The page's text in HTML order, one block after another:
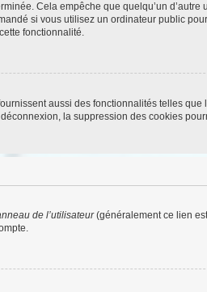
Cela empêche que quelqu’un d’autre
si vous utilisez un ordinateur public
fonctionnalité.
aussi des fonctionnalités telles
la suppression des cookies
de l’utilisateur(généralement ce lien